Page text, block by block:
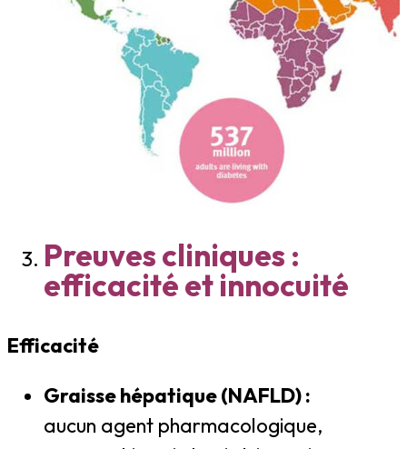
Preuves cliniques :
efficacité et innocuité
Efficacité
Graisse hépatique (NAFLD) :
aucun agent pharmacologique,